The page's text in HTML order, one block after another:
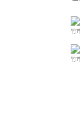
竹
竹